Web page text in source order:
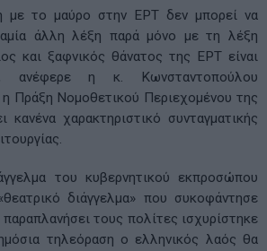
με το μαύρο στην ΕΡΤ δεν μπορεί να
άλλη λέξη παρά μόνο με τη λέξη
και ξαφνικός θάνατος της ΕΡΤ είναι
ανέφερε η κ. Κωνσταντοπούλου
η Πράξη Νομοθετικού Περιεχομένου της
χαρακτηριστικό συνταγματικής
του κυβερνητικού εκπροσώπου
διάγγελμα» που συκοφάντησε
τους πολίτες ισχυρίστηκε
τηλεόραση ο ελληνικός λαός θα